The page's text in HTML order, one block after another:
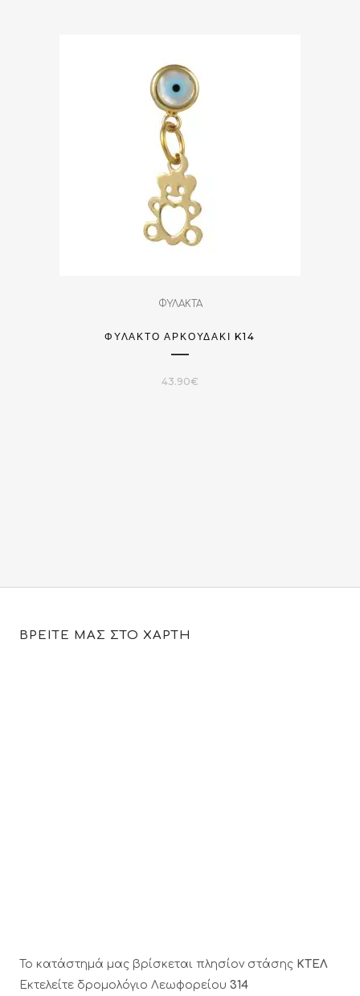
ΦΥΛΑΚΤΑ
ΦΥΛΑΚΤΌ ΑΡΚΟΥΔΆΚΙ K14
43.90€
ΒΡΕΙΤΕ ΜΑΣ ΣΤΟ ΧΑΡΤΗ
Το κατάστημά μας βρίσκεται πλησίον στάσης ΚΤΕΛ
Εκτελείτε δρομολόγιο Λεωφορείου 314